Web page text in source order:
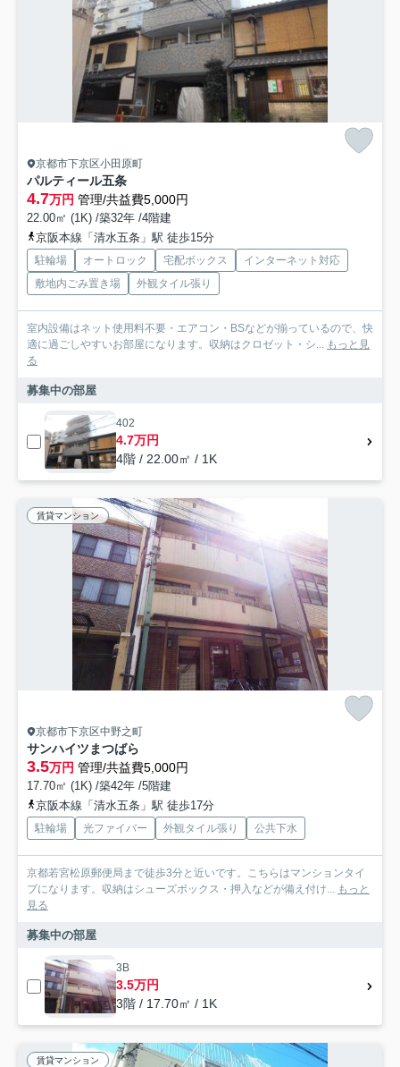
京都市下京区小田原町
パルティール五条
4.7万円 管理/共益費5,000円
22.00㎡ (1K) /築32年 /4階建
京阪本線「清水五条」駅 徒歩15分
駐輪場 オートロック 宅配ボックス
インターネット対応
敷地内ごみ置き場
外観タイル張り
室内設備はネット使用料不要・エアコン・BSなどが揃っているので、快
適に過ごしやすいお部屋になります。収納はクロゼット・シ... もっと見
る
募集中の部屋
402
4.7万円
4階 / 22.00㎡ / 1K
賃貸マンション
京都市下京区中野之町
サンハイツまつばら
3.5万円 管理/共益費5,000円
17.70㎡ (1K) /築42年 /5階建
京阪本線「清水五条」駅 徒歩17分
駐輪場 光ファイバー 外観タイル張り 公共下水
京都若宮松原郵便局まで徒歩3分と近いです。こちらはマンションタイ
プになります。収納はシューズボックス・押入などが備え付け... もっと
見る
募集中の部屋
3B
3.5万円
3階 / 17.70㎡ / 1K
賃貸マンション